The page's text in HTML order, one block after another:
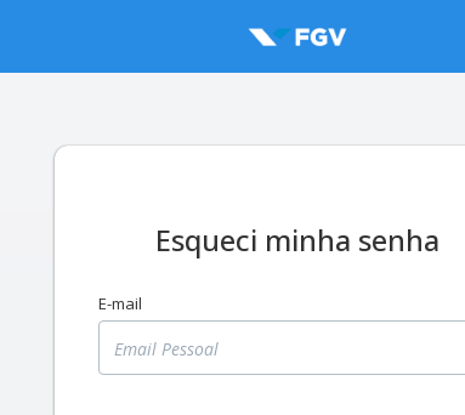
Esqueci minha senha
E-mail